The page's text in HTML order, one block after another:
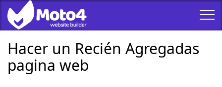
Hacer un Recién Agregadas
pagina web